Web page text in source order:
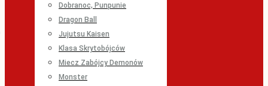
Dobranoc, Punpunie
Dragon Ball
Jujutsu Kaisen
Klasa Skrytobójców
Miecz Zabójcy Demonów
Monster